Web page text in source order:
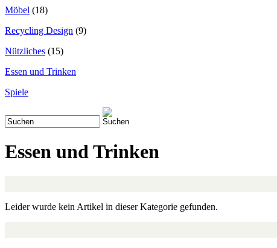
Möbel (18)
Recycling Design (9)
Nützliches (15)
Essen und Trinken
Spiele
Essen und Trinken
Leider wurde kein Artikel in dieser Kategorie gefunden.